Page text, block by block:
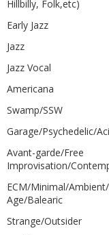
Hillbilly, Folk,etc)
Early Jazz
Jazz
Jazz Vocal
Americana
Swamp/SSW
Garage/Psychedelic/
Avant-garde/Free
Improvisation/
ECM/Minimal/
Age/Balearic
Strange/Outsider